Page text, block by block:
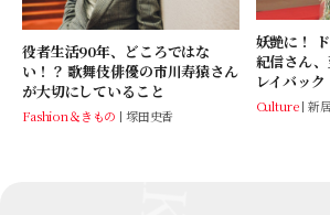
役者生活90年、どころではな
い！？ 歌舞伎俳優の市川寿猿さん
が大切にしていること
Fashion＆きもの 塚田史香
妖艶に！
紀信さん
レイバック
Culture 新